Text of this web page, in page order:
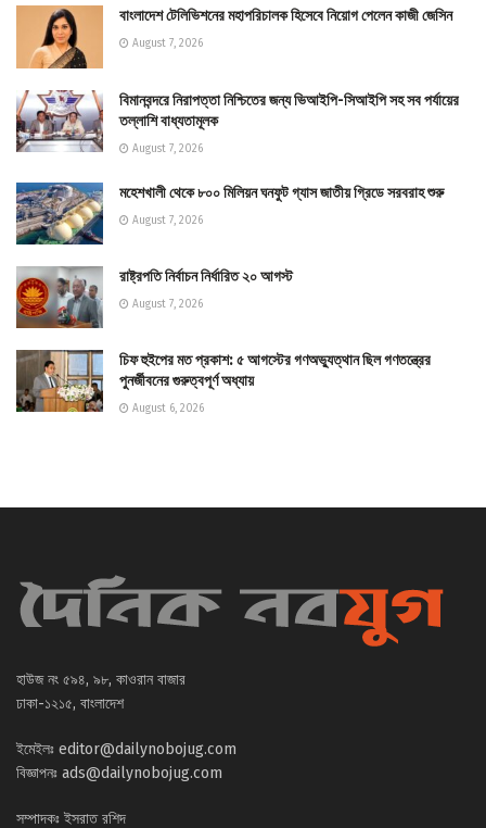
বাংলাদেশ টেলিভিশনের মহাপরিচালক হিসেবে নিয়োগ পেলেন কাজী জেসিন
August 7, 2026
বিমানবন্দরে নিরাপত্তা নিশ্চিতের জন্য ভিআইপি-সিআইপি সহ সব পর্যায়ের
তল্লাশি বাধ্যতামূলক
August 7, 2026
মহেশখালী থেকে ৮০০ মিলিয়ন ঘনফুট গ্যাস জাতীয় গ্রিডে সরবরাহ শুরু
August 7, 2026
রাষ্ট্রপতি নির্বাচন নির্ধারিত ২০ আগস্ট
August 7, 2026
চিফ হুইপের মত প্রকাশ: ৫ আগস্টের গণঅভ্যুত্থান ছিল গণতন্ত্রের
পুনর্জীবনের গুরুত্বপূর্ণ অধ্যায়
August 6, 2026
হাউজ নং ৫৯৪, ৯৮, কাওরান বাজার
ঢাকা-১২১৫, বাংলাদেশ
ইমেইলঃ editor@dailynobojug.com
বিজ্ঞাপনঃ ads@dailynobojug.com
সম্পাদকঃ ইসরাত রশিদ